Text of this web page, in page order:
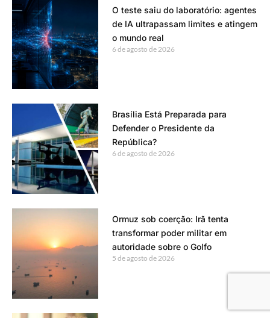
O teste saiu do laboratório: agentes
de IA ultrapassam limites e atingem
o mundo real
6 de agosto de 2026
Brasília Está Preparada para
Defender o Presidente da
República?
6 de agosto de 2026
Ormuz sob coerção: Irã tenta
transformar poder militar em
autoridade sobre o Golfo
5 de agosto de 2026